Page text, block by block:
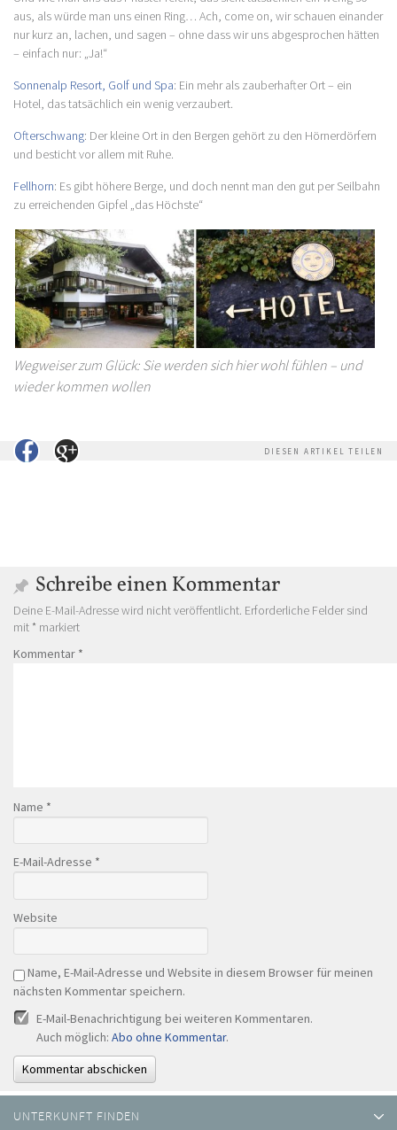
aus, als würde man uns einen Ring… Ach, come on, wir schauen einander
nur kurz an, lachen, und sagen – ohne dass wir uns abgesprochen hätten
– einfach nur: „Ja!“
Sonnenalp Resort, Golf und Spa: Ein mehr als zauberhafter Ort – ein
Hotel, das tatsächlich ein wenig verzaubert.
Ofterschwang: Der kleine Ort in den Bergen gehört zu den Hörnerdörfern
und besticht vor allem mit Ruhe.
Fellhorn: Es gibt höhere Berge, und doch nennt man den gut per Seilbahn
zu erreichenden Gipfel „das Höchste“
Wegweiser zum Glück: Sie werden sich hier wohl fühlen – und
wieder kommen wollen
DIESEN ARTIKEL TEILEN
Schreibe einen Kommentar
Deine E-Mail-Adresse wird nicht veröffentlicht. Erforderliche Felder sind
mit * markiert
Kommentar *
Name *
E-Mail-Adresse *
Website
Name, E-Mail-Adresse und Website in diesem Browser für meinen
nächsten Kommentar speichern.
E-Mail-Benachrichtigung bei weiteren Kommentaren.
Auch möglich: Abo ohne Kommentar.
UNTERKUNFT FINDEN